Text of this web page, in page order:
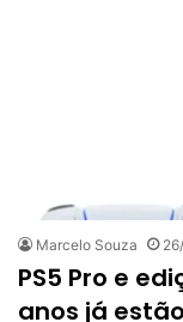
Marcelo Souza
PS5 Pro e
anos já